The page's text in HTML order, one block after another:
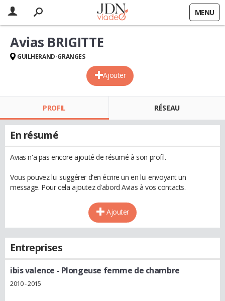
MENU
Ajouter
Avias BRIGITTE
GUILHERAND-GRANGES
PROFIL RÉSEAU
En résumé
Avias n'a pas encore ajouté de résumé à son profil.
Vous pouvez lui suggérer d'en écrire un en lui envoyant un
message. Pour cela ajoutez d'abord Avias à vos contacts.
Ajouter
Entreprises
ibis valence - Plongeuse femme de chambre
2010 - 2015